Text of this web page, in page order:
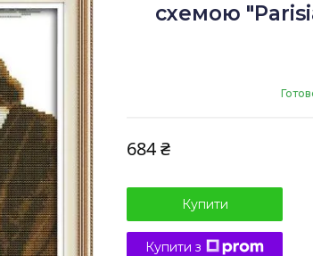
схемою
684 ₴
Купити
Купити з